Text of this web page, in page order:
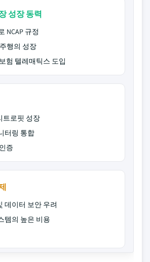
성장 동력
NCAP 규정
행의 성장
험 텔레매틱스 도입
트로핏 성장
터링 통합
증
데이터 보안 우려
템의 높은 비용